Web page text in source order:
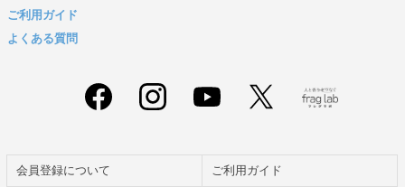
ご利用ガイド
よくある質問
会員登録について ご利用ガイド